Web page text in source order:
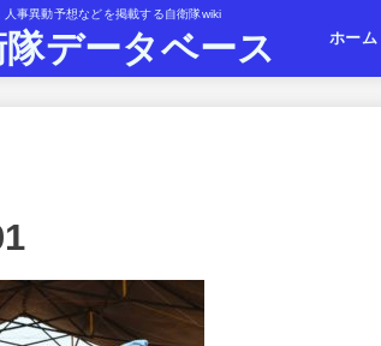
事異動予想などを掲載する自衛隊wiki
隊データベース ホーム